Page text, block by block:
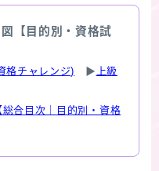
【目的別・資格試
格チャレンジ) ▶ 上級
合目次｜目的別・資格